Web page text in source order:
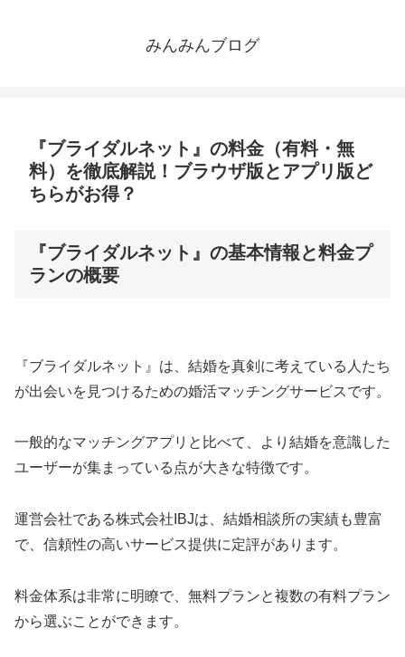
みんみんブログ
『ブライダルネット』の料金（有料・無
料）を徹底解説！ブラウザ版とアプリ版ど
ちらがお得？
『ブライダルネット』の基本情報と料金プ
ランの概要
『ブライダルネット』は、結婚を真剣に考えている人たち
が出会いを見つけるための婚活マッチングサービスです。
一般的なマッチングアプリと比べて、より結婚を意識した
ユーザーが集まっている点が大きな特徴です。
運営会社である株式会社IBJは、結婚相談所の実績も豊富
で、信頼性の高いサービス提供に定評があります。
料金体系は非常に明瞭で、無料プランと複数の有料プラン
から選ぶことができます。